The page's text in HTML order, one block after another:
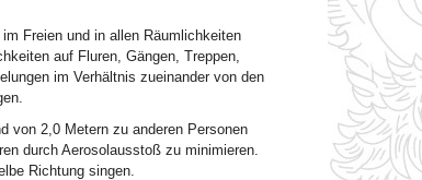
Freien und in allen Räumlichkeiten
auf Fluren, Gängen, Treppen,
im Verhältnis zueinander von den
von 2,0 Metern zu anderen Personen
durch Aerosolausstoß zu minimieren.
Richtung singen.